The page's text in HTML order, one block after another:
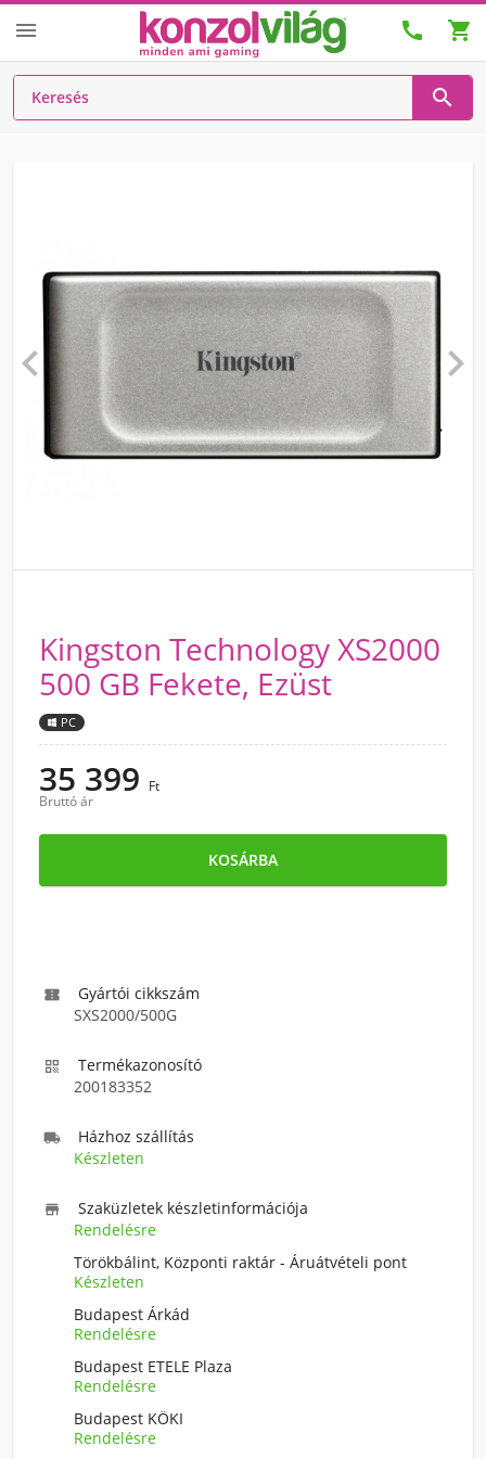
  

 
Kingston Technology XS2000
500 GB Fekete, Ezüst
PC
35 399 Ft
Bruttó ár
KOSÁRBA

Gyártói cikkszám
SXS2000/500G

Termékazonosító
200183352

Házhoz szállítás
Készleten

Szaküzletek készletinformációja
Rendelésre
Törökbálint, Központi raktár - Áruátvételi pont
Készleten
Budapest Árkád
Rendelésre
Budapest ETELE Plaza
Rendelésre
Budapest KÖKI
Rendelésre